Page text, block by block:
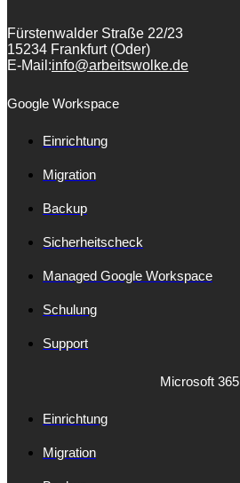
Fürstenwalder Straße 22/23
15234 Frankfurt (Oder)
E-Mail:info@arbeitswolke.de
Google Workspace
Einrichtung
Migration
Backup
Sicherheitscheck
Managed Google Workspace
Schulung
Support
Microsoft 365
Einrichtung
Migration